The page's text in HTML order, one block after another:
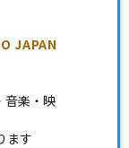
JAPAN
音楽・映
ます